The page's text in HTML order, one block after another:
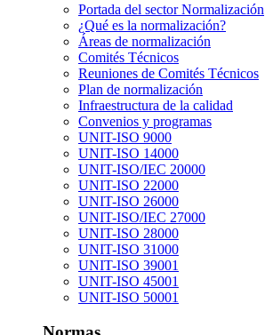
Portada del sectorNormalización
¿Qué es la normalización?
Áreas de normalización
Comités Técnicos
Reuniones de Comités Técnicos
Plan de normalización
Infraestructura de la calidad
Convenios y programas
UNIT-ISO 9000
UNIT-ISO 14000
UNIT-ISO/IEC 20000
UNIT-ISO 22000
UNIT-ISO 26000
UNIT-ISO/IEC 27000
UNIT-ISO 28000
UNIT-ISO 31000
UNIT-ISO 39001
UNIT-ISO 45001
UNIT-ISO 50001